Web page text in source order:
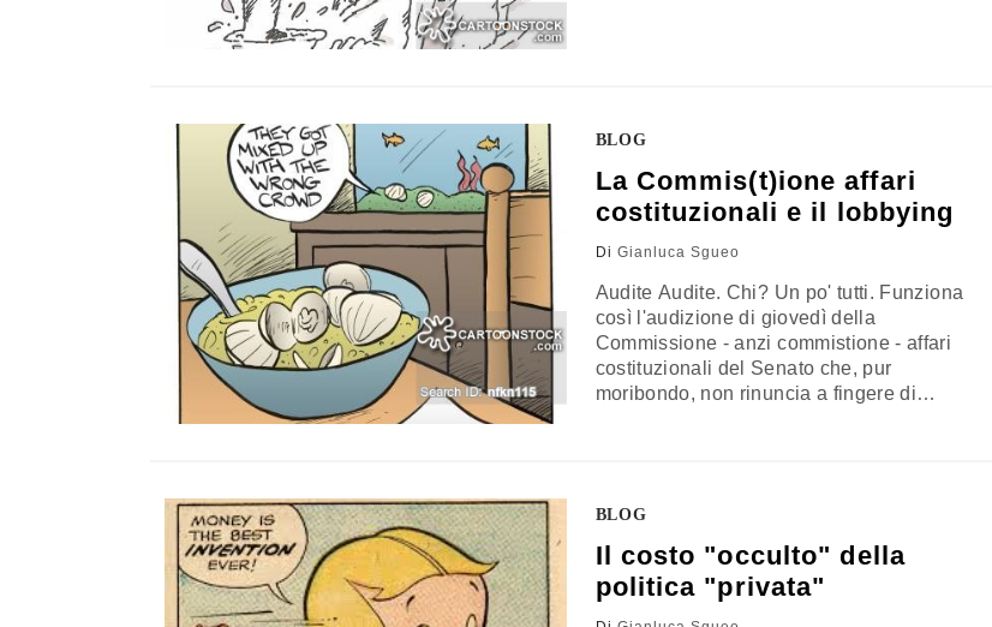
BLOG
La Commis(t)ione affari
costituzionali e il lobbying
Di Gianluca Sgueo
Audite Audite. Chi? Un po' tutti. Funziona
così l'audizione di giovedì della
Commissione - anzi commistione - affari
costituzionali del Senato che, pur
moribondo, non rinuncia a fingere di
Chiostro, Open Gate, e FB & Associati. Ma…
BLOG
Il costo "occulto" della
politica "privata"